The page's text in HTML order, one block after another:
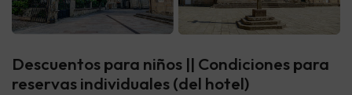
Descuentos para niños || Condiciones para
reservas individuales (del hotel)